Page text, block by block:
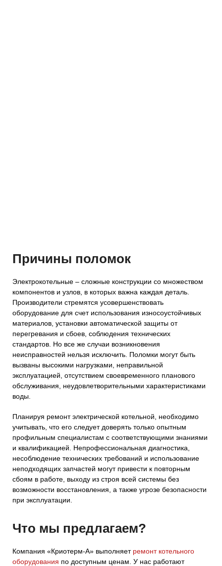
Причины поломок
Электрокотельные – сложные конструкции со множеством
компонентов и узлов, в которых важна каждая деталь.
Производители стремятся усовершенствовать
оборудование для счет использования износоустойчивых
материалов, установки автоматической защиты от
перегревания и сбоев, соблюдения технических
стандартов. Но все же случаи возникновения
неисправностей нельзя исключить. Поломки могут быть
вызваны высокими нагрузками, неправильной
эксплуатацией, отсутствием своевременного планового
обслуживания, неудовлетворительными характеристиками
воды.
Планируя ремонт электрической котельной, необходимо
учитывать, что его следует доверять только опытным
профильным специалистам с соответствующими знаниями
и квалификацией. Непрофессиональная диагностика,
несоблюдение технических требований и использование
неподходящих запчастей могут привести к повторным
сбоям в работе, выходу из строя всей системы без
возможности восстановления, а также угрозе безопасности
при эксплуатации.
Что мы предлагаем?
Компания «Криотерм-А» выполняет ремонт котельного
оборудования по доступным ценам. У нас работают